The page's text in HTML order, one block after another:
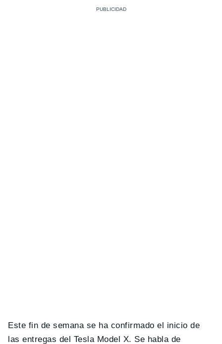
Este fin de semana se ha confirmado el inicio de
las entregas del Tesla Model X. Se habla de